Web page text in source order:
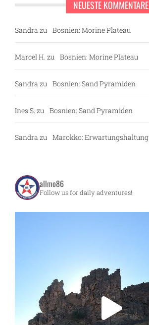
NEUESTE KOMMENTARE
Sandra zu Bosnien: Morine Plateau
Marcel H. zu Bosnien: Morine Plateau
Sandra zu Bosnien: Sand Pyramiden
Ines S. zu Bosnien: Sand Pyramiden
Sandra zu Marokko: Erwartungshaltung
allmo86
Follow us for daily adventures!